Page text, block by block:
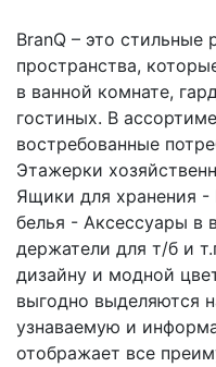
BranQ – это стильные
пространства,
в ванной комнате,
гостиных. В
востребованные
Этажерки
Ящики для хранения
белья - Аксессуары в
держатели для т/б и
дизайну и модной
выгодно выделяются
узнаваемую и
отображает все